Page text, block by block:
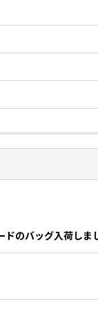
ドのバッグ入荷しま